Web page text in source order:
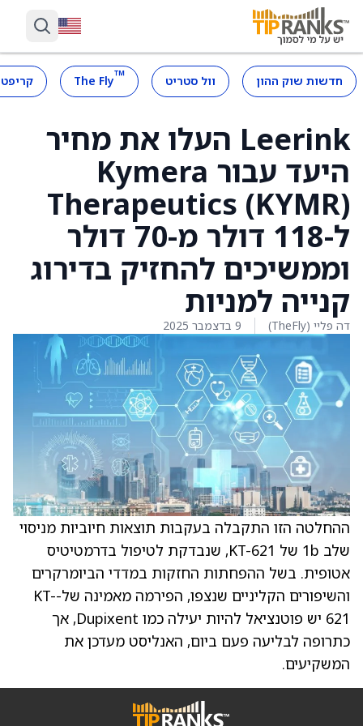
חדשות שוק ההון וול סטריט ™
The Fly
Leerink העלו את מחיר
היעד עבור Kymera
Therapeutics (KYMR)
ל-118 דולר מ-70 דולר
וממשיכים להחזיק בדירוג
קנייה למניות
דה פליי (TheFly) 9 בדצמבר 2025
ההחלטה הזו התקבלה בעקבות תוצאות חיוביות מניסוי
שלב 1b של KT-621, שנבדקת לטיפול בדרמטיטיס
אטופית. בשל ההפחתות החזקות במדדי הביומרקרים
והשיפורים הקליניים שנצפו, הפירמה מאמינה של-KT-
621 יש פוטנציאל להיות יעילה כמו Dupixent, אך
כתרופה לבליעה פעם ביום, האנליסט מעדכן את
המשקיעים.